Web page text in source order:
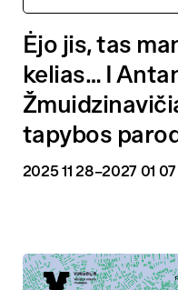
Ėjo jis, tas
kelias… I
tapybos
2025 11 28–2027 01 07